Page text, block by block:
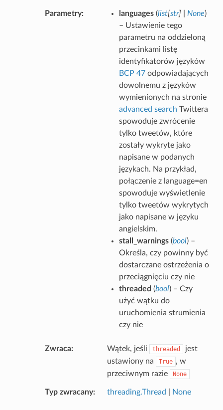
Parametry languages(list[str] None)
– Ustawienie tego
parametru na oddzieloną
przecinkami listę
identyfikatorów języków
BCP 47odpowiadających
dowolnemu z języków
wymienionych na stronie
advanced search Twittera
spowoduje zwrócenie
tylko tweetów, które
zostały wykryte jako
napisane w podanych
językach. Na przykład,
połączenie z language=en
spowoduje wyświetlenie
tylko tweetów wykrytych
jako napisane w języku
angielskim.
stall_warnings(bool) –
Określa, czy powinny być
dostarczane ostrzeżenia o
przeciągnięciu czy nie
threaded (bool) – Czy
użyć wątku do
uruchomienia strumienia
czy nie
Zwraca Wątek, jeśli threaded
jest
ustawiony na
True , w
przeciwnym razie
None
Typ zwracany threading.Thread None